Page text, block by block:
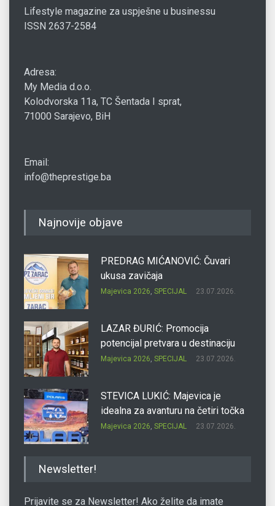
Lifestyle magazine za uspješne u businessu
ISSN 2637-2584
Adresa:
My Media d.o.o.
Kolodvorska 11a, TC Šentada I sprat,
71000 Sarajevo, BiH
Email:
info@theprestige.ba
Najnovije objave
PREDRAG MIĆANOVIĆ: Čuvari
ukusa zavičaja
Majevica 2026, SPECIJAL 23.07.2026.
LAZAR ĐURIĆ: Promocija
potencijal pretvara u destinaciju
Majevica 2026, SPECIJAL 23.07.2026.
STEVICA LUKIĆ: Majevica je
idealna za avanturu na četiri točka
Majevica 2026, SPECIJAL 23.07.2026.
Newsletter!
Prijavite se za Newsletter! Ako želite da imate